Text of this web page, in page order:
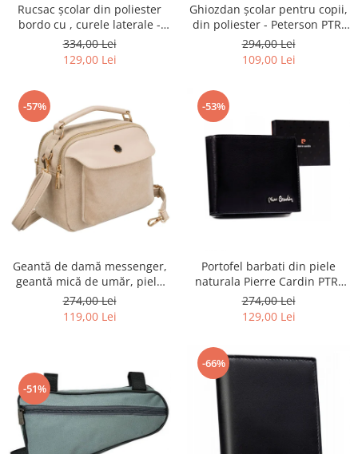
Rucsac școlar din poliester
bordo cu , curele laterale -
Peterson PTR-PTN 8594-1402
BORDO
334,00 Lei
129,00 Lei
Ghiozdan școlar pentru copii,
din poliester - Peterson PTR-
PTN BIEDRONKA G28
294,00 Lei
109,00 Lei
-57%
Geantă de damă messenger,
geantă mică de umăr, piele
ecologică, geantă bej cu
fermoar la modă - Peterson
PTR-PTN MX02-P-7717-D.BE
274,00 Lei
119,00 Lei
-53%
Portofel barbati din piele
naturala Pierre Cardin PTR-
8806 TILAK51
274,00 Lei
129,00 Lei
-51%
-66%